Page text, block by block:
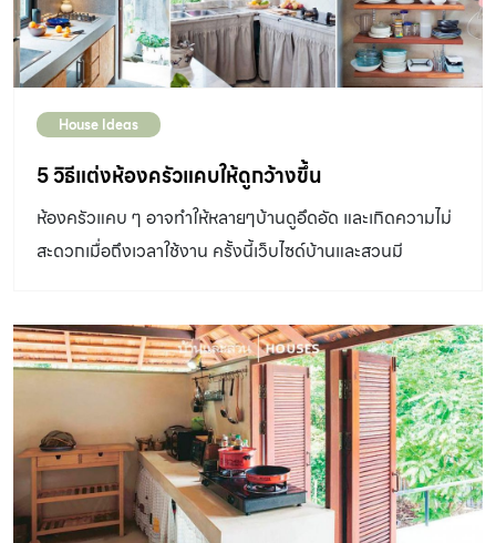
House Ideas
5 วิธีแต่งห้องครัวแคบให้ดูกว้างขึ้น
ห้องครัวแคบ ๆ อาจทำให้หลายๆบ้านดูอึดอัด และเกิดความไม่
สะดวกเมื่อถึงเวลาใช้งาน ครั้งนี้เว็บไซด์บ้านและสวนมี